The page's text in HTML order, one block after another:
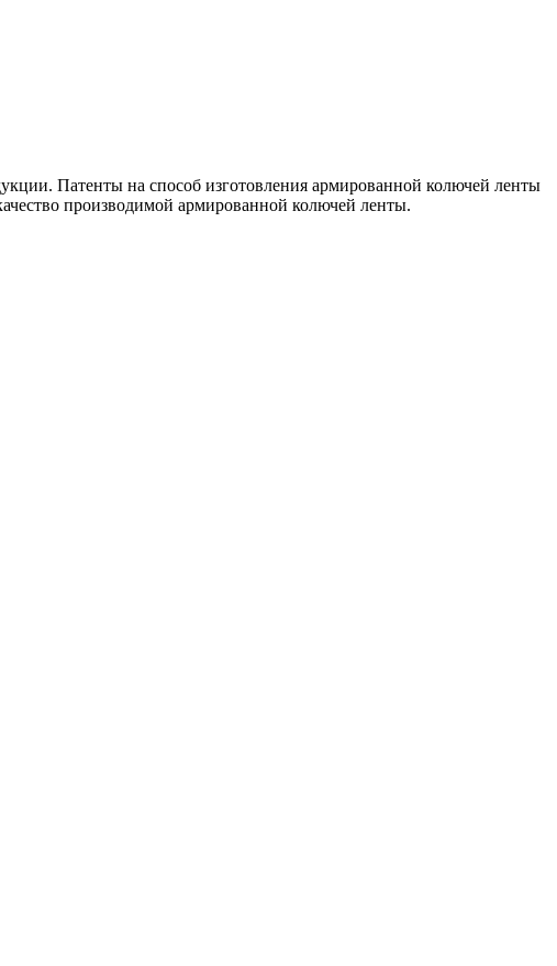
Патенты на способ изготовления армированной колючей ленты
производимой армированной колючей ленты.